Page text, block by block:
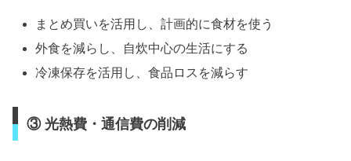
まとめ買いを活用し、計画的に食材を使う
外食を減らし、自炊中心の生活にする
冷凍保存を活用し、食品ロスを減らす
③ 光熱費・通信費の削減